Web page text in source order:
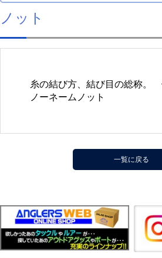
ノット
糸の結び方、結び目の総称。
ノーネームノット
一覧に戻る